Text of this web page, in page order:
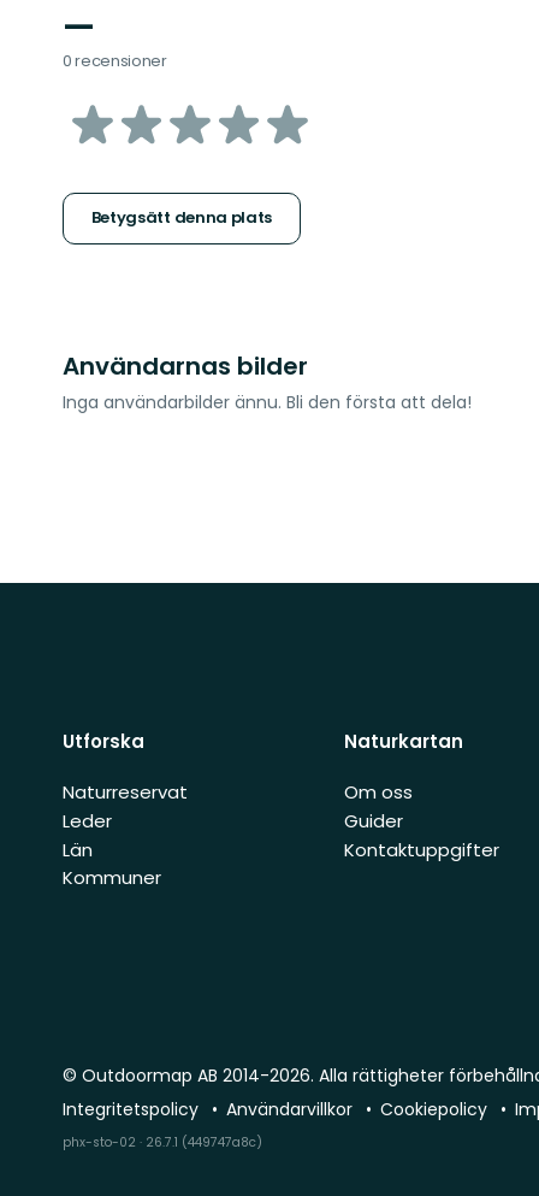
—
0 recensioner
av
stjärnor
Betygsätt denna plats
Användarnas bilder
Inga användarbilder ännu. Bli den första att dela!
Utforska
Naturreservat
Leder
Län
Kommuner
Naturkartan
Om oss
Guider
Kontaktuppgifter
© Outdoormap AB 2014-2026. Alla rättigheter
Integritetspolicy
Användarvillkor Cookiepolicy
phx-sto-02 · 26.7.1 (449747a8c)